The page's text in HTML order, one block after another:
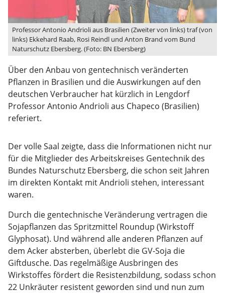
Professor Antonio Andrioli aus Brasilien (Zweiter von links) traf (von
links) Ekkehard Raab, Rosi Reindl und Anton Brand vom Bund
Naturschutz Ebersberg. (Foto: BN Ebersberg)
Über den Anbau von gentechnisch veränderten
Pflanzen in Brasilien und die Auswirkungen auf den
deutschen Verbraucher hat kürzlich in Lengdorf
Professor Antonio Andrioli aus Chapeco (Brasilien)
referiert.
Der volle Saal zeigte, dass die Informationen nicht nur
für die Mitglieder des Arbeitskreises Gentechnik des
Bundes Naturschutz Ebersberg, die schon seit Jahren
im direkten Kontakt mit Andrioli stehen, interessant
waren.
Durch die gentechnische Veränderung vertragen die
Sojapflanzen das Spritzmittel Roundup (Wirkstoff
Glyphosat). Und während alle anderen Pflanzen auf
dem Acker absterben, überlebt die GV-Soja die
Giftdusche. Das regelmäßige Ausbringen des
Wirkstoffes fördert die Resistenzbildung, sodass schon
22 Unkräuter resistent geworden sind und nun zum